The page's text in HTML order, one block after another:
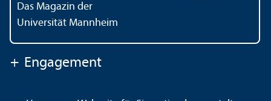
Das Magazin der
Universität Mannheim
+ Engagement